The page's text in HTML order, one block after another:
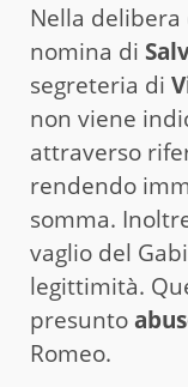
Nella delibera
nomina di
segreteria di
non viene
attraverso
rendendo
somma.
vaglio del
legittimità.
presunto
Romeo.